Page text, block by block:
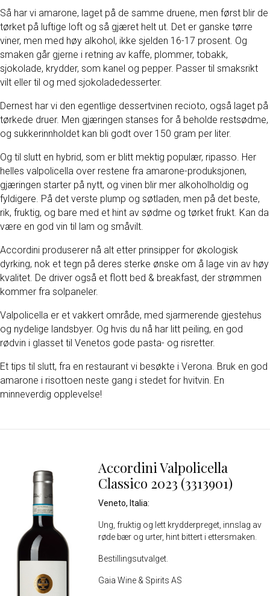
Så har vi amarone, laget på de samme druene, men først blir de
tørket på luftige loft og så gjæret helt ut. Det er ganske tørre
viner, men med høy alkohol, ikke sjelden 16-17 prosent. Og
smaken går gjerne i retning av kaffe, plommer, tobakk,
sjokolade, krydder, som kanel og pepper. Passer til smaksrikt
vilt eller til og med sjokoladedesserter.
Dernest har vi den egentlige dessertvinen recioto, også laget på
tørkede druer. Men gjæringen stanses for å beholde restsødme,
og sukkerinnholdet kan bli godt over 150 gram per liter.
Og til slutt en hybrid, som er blitt mektig populær, ripasso. Her
helles valpolicella over restene fra amarone-produksjonen,
gjæringen starter på nytt, og vinen blir mer alkoholholdig og
fyldigere. På det verste plump og søtladen, men på det beste,
rik, fruktig, og bare med et hint av sødme og tørket frukt. Kan da
være en god vin til lam og småvilt.
Accordini produserer nå alt etter prinsipper for økologisk
dyrking, nok et tegn på deres sterke ønske om å lage vin av høy
kvalitet. De driver også et flott bed & breakfast, der strømmen
kommer fra solpaneler.
Valpolicella er et vakkert område, med sjarmerende gjestehus
og nydelige landsbyer. Og hvis du nå har litt peiling, en god
rødvin i glasset til Venetos gode pasta- og risretter.
Et tips til slutt, fra en restaurant vi besøkte i Verona. Bruk en god
amarone i risottoen neste gang i stedet for hvitvin. En
minneverdig opplevelse!
Accordini Valpolicella
Classico 2023 (3313901)
Veneto, Italia:
Ung, fruktig og lett krydderpreget, innslag av
røde bær og urter, hint bittert i ettersmaken.
Bestillingsutvalget.
Gaia Wine & Spirits AS